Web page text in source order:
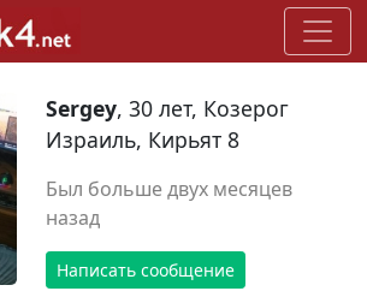
Sergey, 30 лет, Козерог
Израиль, Кирьят 8
Был больше двух месяцев
назад
Написать сообщение